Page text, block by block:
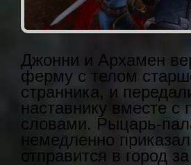
Джонни и Архамен
ферму с телом
странника, и
наставнику вместе с
словами. Рыцарь-
немедленно
отправится в город